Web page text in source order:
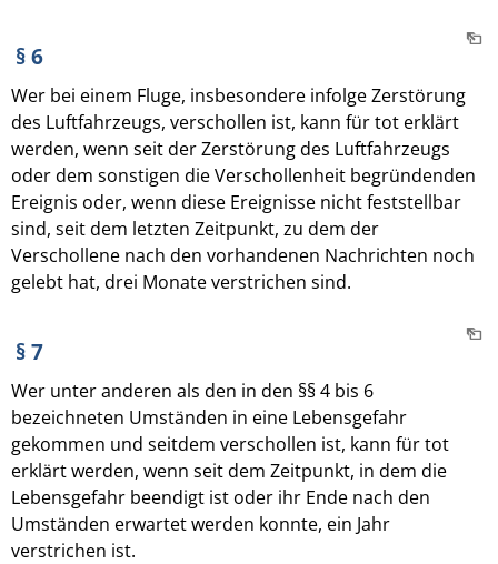
§ 6
Wer bei einem Fluge, insbesondere infolge Zerstörung
des Luftfahrzeugs, verschollen ist, kann für tot erklärt
werden, wenn seit der Zerstörung des Luftfahrzeugs
oder dem sonstigen die Verschollenheit begründenden
Ereignis oder, wenn diese Ereignisse nicht feststellbar
sind, seit dem letzten Zeitpunkt, zu dem der
Verschollene nach den vorhandenen Nachrichten noch
gelebt hat, drei Monate verstrichen sind.
§ 7
Wer unter anderen als den in den §§ 4 bis 6
bezeichneten Umständen in eine Lebensgefahr
gekommen und seitdem verschollen ist, kann für tot
erklärt werden, wenn seit dem Zeitpunkt, in dem die
Lebensgefahr beendigt ist oder ihr Ende nach den
Umständen erwartet werden konnte, ein Jahr
verstrichen ist.